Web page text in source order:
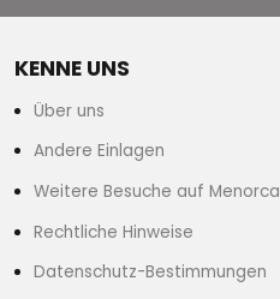
KENNE UNS
Über uns
Andere Einlagen
Weitere Besuche auf Menorca
Rechtliche Hinweise
Datenschutz-Bestimmungen